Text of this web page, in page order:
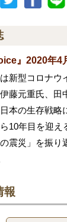
』2020年4
新型コロナウ
藤元重氏、田
本の生存戦略
10年目を迎え
の震災」を振
報